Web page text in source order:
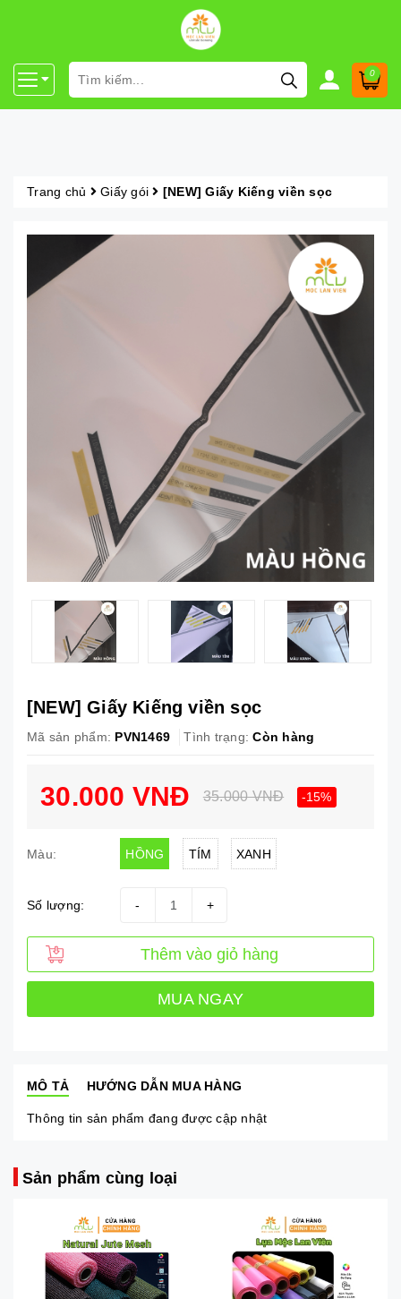
0
Trang chủ Giấy gói [NEW] Giấy Kiếng viền sọc
[NEW] Giấy Kiếng viền sọc
Mã sản phẩm: PVN1469 Tình trạng: Còn hàng
30.000 VNĐ 35.000 VNĐ -15%
Màu: HỒNG TÍM XANH
Số lượng: +
-
Thêm vào giỏ hàng
MUA NGAY
MÔ TẢ HƯỚNG DẪN MUA HÀNG
Thông tin sản phẩm đang được cập nhật
Sản phẩm cùng loại